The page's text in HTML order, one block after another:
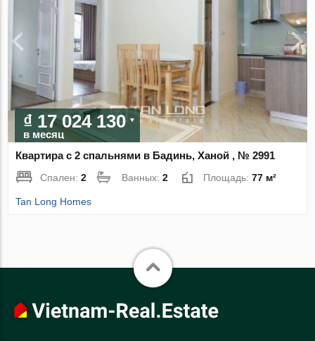
₫ 17 024 130
в месяц
Квартира с 2 спальнями в Бадинь, Ханой , № 2991
Спален:2 Ванных:2 Площадь:77 м²
Tan Long Homes